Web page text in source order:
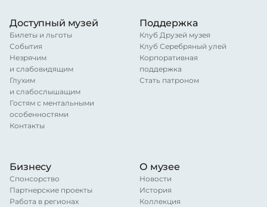
Доступный музей
Билеты и льготы
События
Незрячим
и слабовидящим
Глухим
и слабослышащим
Гостям с ментальными
особенностями
Контакты
Поддержка
Клуб Друзей музея
Клуб Серебряный улей
Корпоративная
поддержка
Стать патроном
Бизнесу
Спонсорство
Партнерские проекты
Работа в регионах
О музее
Новости
История
Коллекция